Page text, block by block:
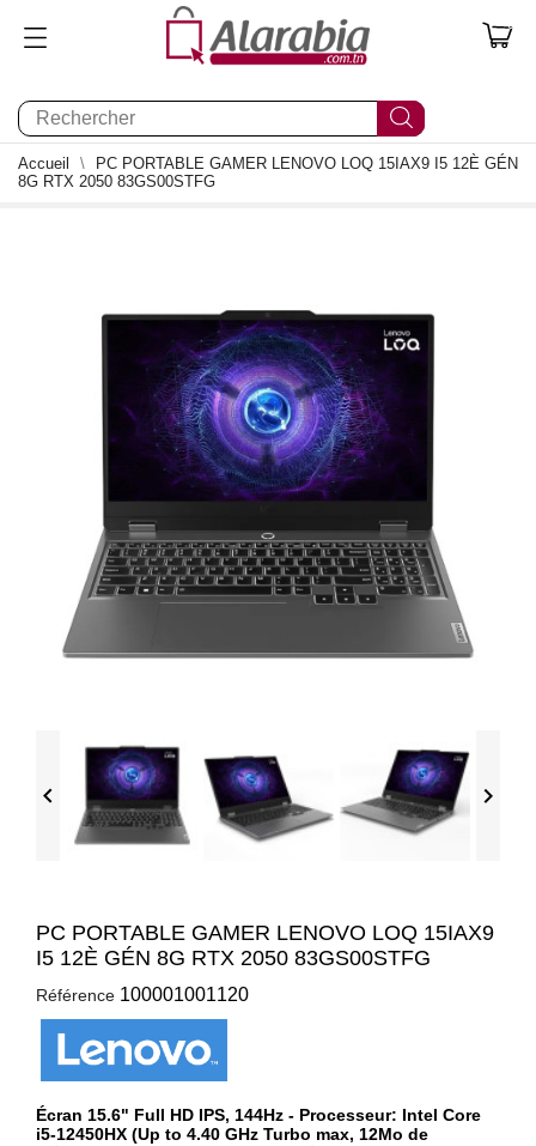
0
Accueil
PC PORTABLE GAMER LENOVO LOQ 15IAX9 I5 12È GÉN
8G RTX 2050 83GS00STFG
 
PC PORTABLE GAMER LENOVO LOQ 15IAX9
I5 12È GÉN 8G RTX 2050 83GS00STFG
Référence 100001001120
Écran 15.6" Full HD IPS, 144Hz - Processeur: Intel Core
i5-12450HX (Up to 4.40 GHz Turbo max, 12Mo de